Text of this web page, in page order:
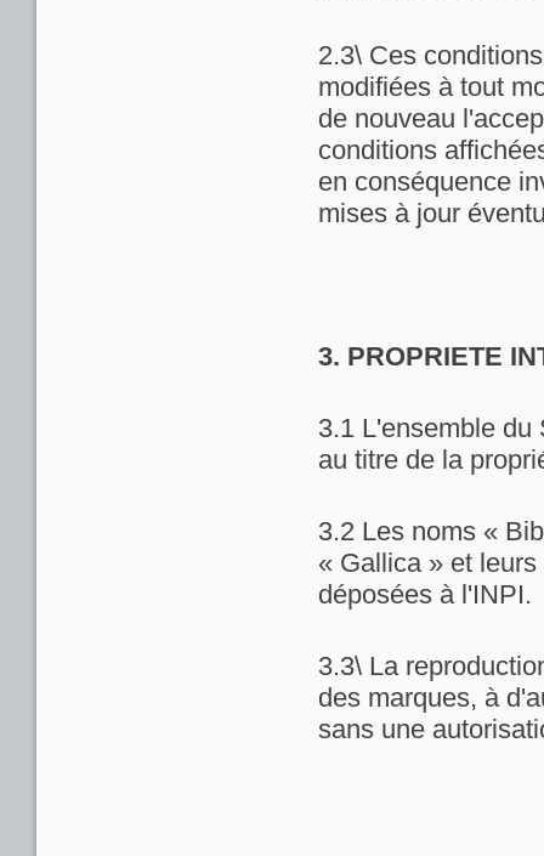
2.3\ Ces
modifiées à tout
de nouveau
conditions
en conséquence
mises à jour
3. PROPRIETE
3.1 L'ensemble du
au titre de la
3.2 Les noms «
« Gallica » et
déposées à l'INPI.
3.3\ La
des marques, à
sans une